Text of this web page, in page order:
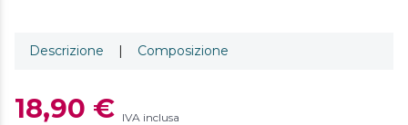
Descrizione | Composizione
18,90 € IVA inclusa